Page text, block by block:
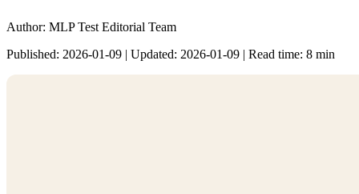
Author: MLP Test Editorial Team
Published: 2026-01-09 | Updated: 2026-01-09 | Read time: 8 min